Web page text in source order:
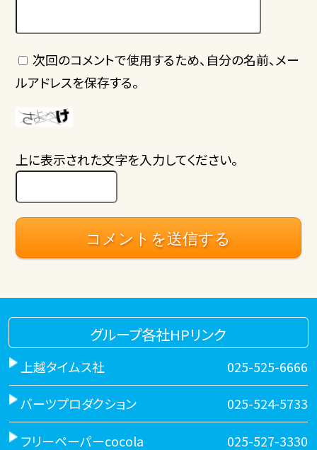
次回のコメントで使用するため、自分の名前、メー
ルアドレスを保存する。
上に表示された文字を入力してください。
グループ各社HPリンク
上越タイムス社 025-525-6666
バーツプロダクション 025-524-5733
フリーペーパーcocola 025-527-3330